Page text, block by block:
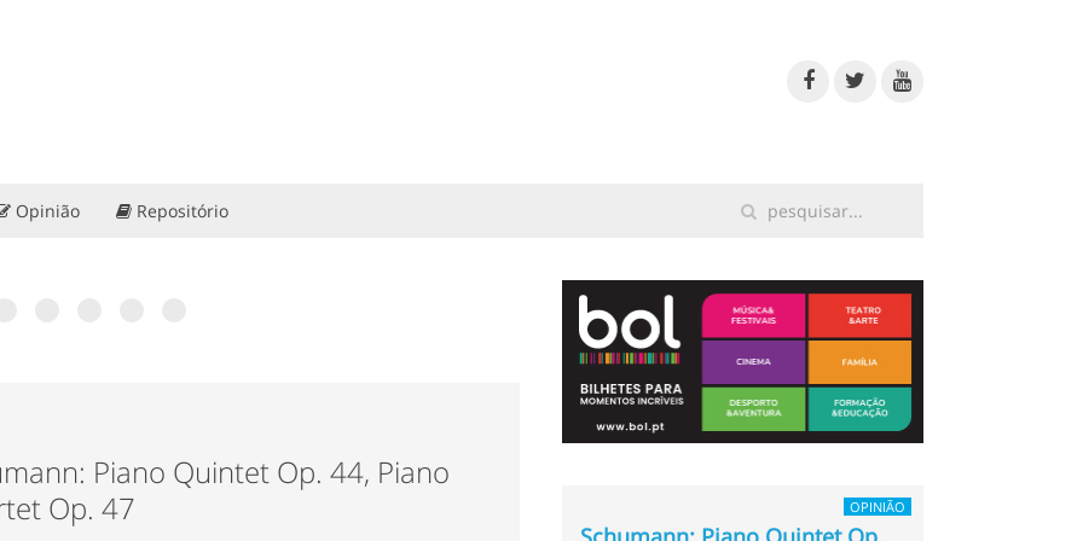
Opinião Repositório
Piano Quintet Op. 44, Piano
Op. 47
OPINIÃO